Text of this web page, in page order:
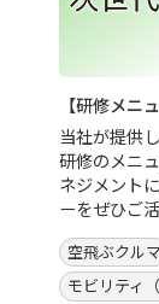
【研修メニ
当社が提供
研修のメニ
ネジメント
ーをぜひご
空飛ぶクルマ
モビリティ